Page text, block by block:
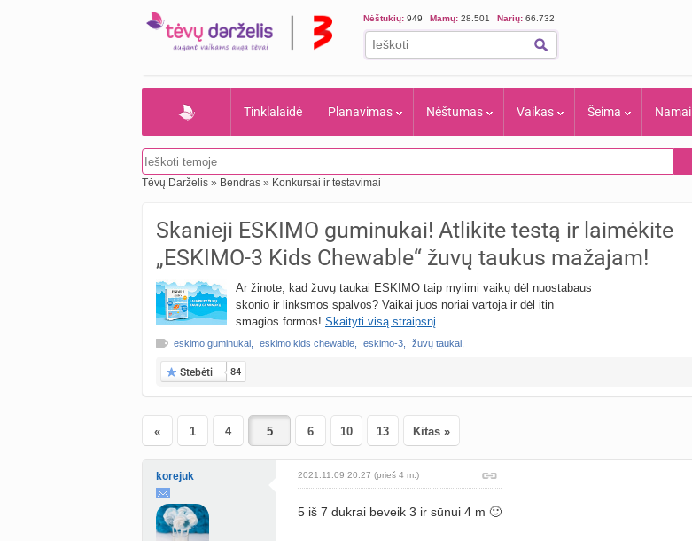
Nėštukių: 949 Mamų: 28.501 Narių: 66.732
Tinklalaidė Planavimas Nėštumas Vaikas Šeima Namai
Tėvų Darželis » Bendras » Konkursai ir testavimai
Skanieji ESKIMO guminukai! Atlikite testą ir laimėkite
„ESKIMO-3 Kids Chewable“ žuvų taukus mažajam!
Ar žinote, kad žuvų taukai ESKIMO taip mylimi vaikų dėl nuostabaus
skonio ir linksmos spalvos? Vaikai juos noriai vartoja ir dėl itin
smagios formos! Skaityti visą straipsnį
eskimo guminukai eskimo kids chewable eskimo-3 žuvų taukai
Stebėti 84
« 1 4 6 10 13 Kitas »
korejuk 2021.11.09 20:27 (prieš 4 m.)
5 iš 7 dukrai beveik 3 ir sūnui 4 m 🙂